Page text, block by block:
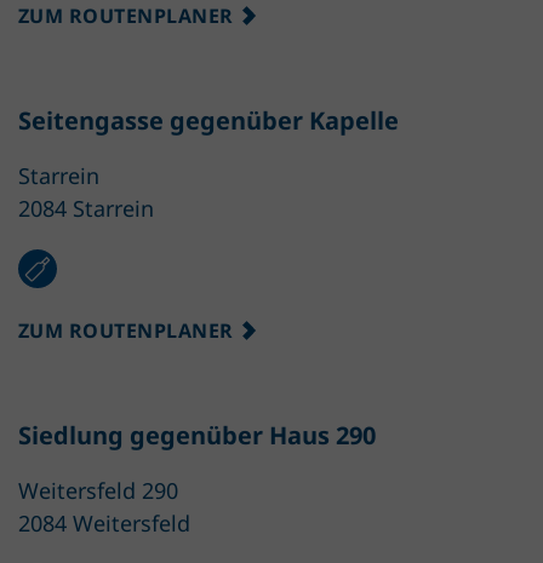
ZUM ROUTENPLANER
Seitengasse gegenüber Kapelle
Starrein
2084 Starrein
ZUM ROUTENPLANER
Siedlung gegenüber Haus 290
Weitersfeld 290
2084 Weitersfeld